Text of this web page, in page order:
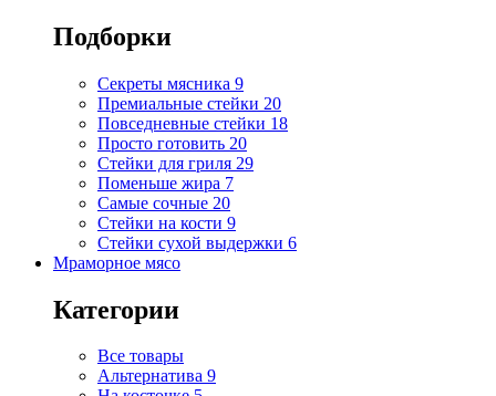
Подборки
Секреты мясника 9
Премиальные стейки 20
Повседневные стейки 18
Просто готовить 20
Стейки для гриля 29
Поменьше жира 7
Самые сочные 20
Стейки на кости 9
Стейки сухой выдержки 6
Мраморное мясо
Категории
Все товары
Альтернатива 9